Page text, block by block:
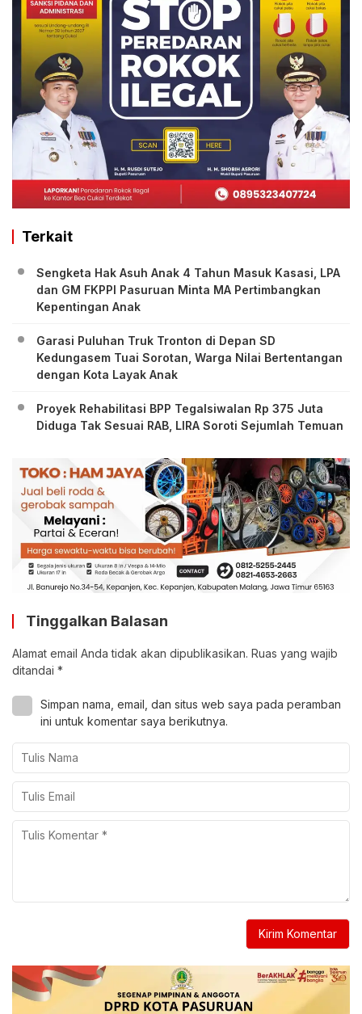
Terkait
Sengketa Hak Asuh Anak 4 Tahun Masuk Kasasi, LPA
dan GM FKPPI Pasuruan Minta MA Pertimbangkan
Kepentingan Anak
Garasi Puluhan Truk Tronton di Depan SD
Kedungasem Tuai Sorotan, Warga Nilai Bertentangan
dengan Kota Layak Anak
Proyek Rehabilitasi BPP Tegalsiwalan Rp 375 Juta
Diduga Tak Sesuai RAB, LIRA Soroti Sejumlah Temuan
Tinggalkan Balasan
Alamat email Anda tidak akan dipublikasikan. Ruas yang wajib
ditandai *
Simpan nama, email, dan situs web saya pada peramban
ini untuk komentar saya berikutnya.